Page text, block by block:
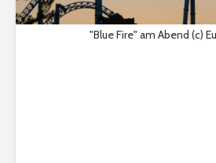
"Blue Fire" am Abend (c)